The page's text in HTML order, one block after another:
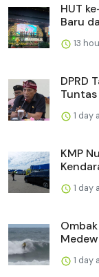
HUT
Baru
13
DPRD
1 day
KMP
1 day
1 day